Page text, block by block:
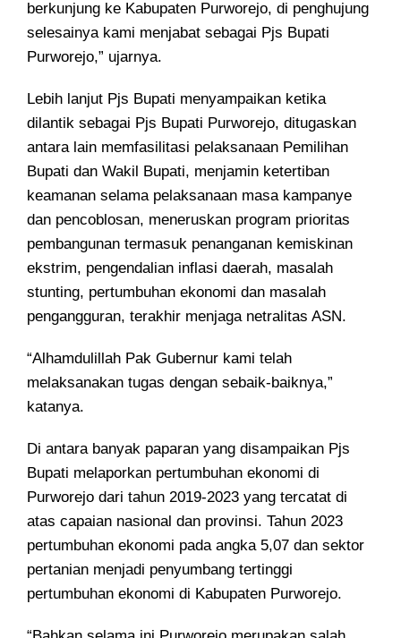
berkunjung ke Kabupaten Purworejo, di penghujung
selesainya kami menjabat sebagai Pjs Bupati
Purworejo,” ujarnya.
Lebih lanjut Pjs Bupati menyampaikan ketika
dilantik sebagai Pjs Bupati Purworejo, ditugaskan
antara lain memfasilitasi pelaksanaan Pemilihan
Bupati dan Wakil Bupati, menjamin ketertiban
keamanan selama pelaksanaan masa kampanye
dan pencoblosan, meneruskan program prioritas
pembangunan termasuk penanganan kemiskinan
ekstrim, pengendalian inflasi daerah, masalah
stunting, pertumbuhan ekonomi dan masalah
pengangguran, terakhir menjaga netralitas ASN.
“Alhamdulillah Pak Gubernur kami telah
melaksanakan tugas dengan sebaik-baiknya,”
katanya.
Di antara banyak paparan yang disampaikan Pjs
Bupati melaporkan pertumbuhan ekonomi di
Purworejo dari tahun 2019-2023 yang tercatat di
atas capaian nasional dan provinsi. Tahun 2023
pertumbuhan ekonomi pada angka 5,07 dan sektor
pertanian menjadi penyumbang tertinggi
pertumbuhan ekonomi di Kabupaten Purworejo.